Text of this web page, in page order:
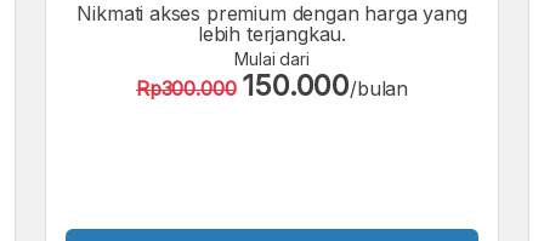
FontFont
Sedang
Font
Besar
Nikmati akses premium dengan harga yang
lebih terjangkau.
Mulai dari
Rp300.000 150.000/bulan